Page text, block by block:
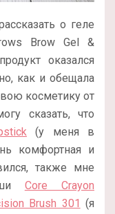
о геле
Brow Gel &
оказался
как и обещала
косметику от
сказать, что
(у меня в
комфортная и
также мне
Core Crayon
Brush 301 (я